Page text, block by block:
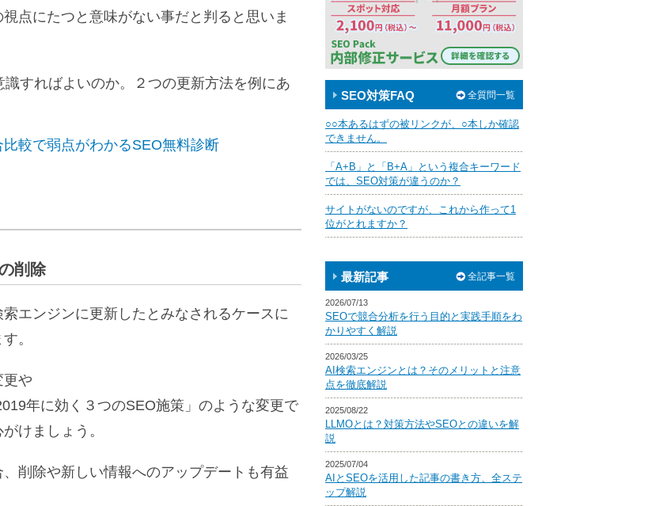
点にたつと意味がない事だと判ると思いま
すればよいのか。２つの更新方法を例にあ
較で弱点がわかるSEO無料診断
削除
エンジンに更新したとみなされるケースに
。
更や
年に効く３つのSEO施策」のような変更で
けましょう。
削除や新しい情報へのアップデートも有益
SEO対策FAQ 全質問一覧
○○本あるはずの被リンクが、○本しか確認
できません。
「A+B」と「B+A」という複合キーワード
では、SEO対策が違うのか？
サイトがないのですが、これから作って1
位がとれますか？
最新記事 全記事一覧
2026/07/13
SEOで競合分析を行う目的と実践手順をわ
かりやすく解説
2026/03/25
AI検索エンジンとは？そのメリットと注意
点を徹底解説
2025/08/22
LLMOとは？対策方法やSEOとの違いを解
説
2025/07/04
AIとSEOを活用した記事の書き方、全ステ
ップ解説